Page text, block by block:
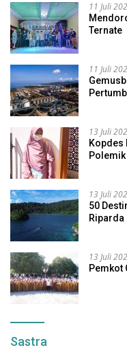
11 Juli
Ternate
11 Juli
13 Juli
Kopdes
Polemik
13 Juli
50
Riparda
13 Juli
Pemkot
Sastra